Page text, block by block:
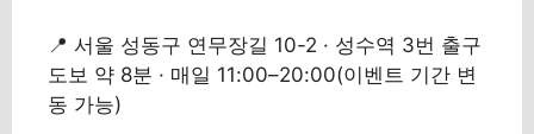
📍 서울 성동구 연무장길 10-2 · 성수역 3번 출구
도보 약 8분 · 매일 11:00–20:00(이벤트 기간 변
동 가능)